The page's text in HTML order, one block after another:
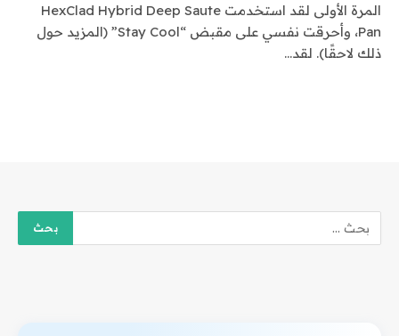
المرة الأولى لقد استخدمت HexClad Hybrid Deep Saute
Pan، وأحرقت نفسي على مقبض “Stay Cool” (المزيد حول
ذلك لاحقًا). لقد…